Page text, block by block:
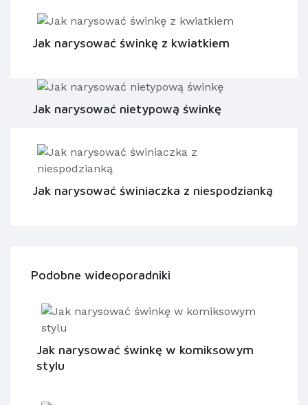
Jak narysować świnkę z kwiatkiem
Jak narysować nietypową świnkę
Jak narysować świniaczka z niespodzianką
Podobne wideoporadniki
Jak narysować świnkę w komiksowym
stylu